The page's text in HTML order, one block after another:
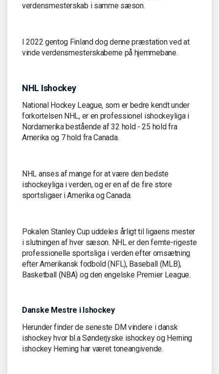
verdensmesterskab i samme sæson.
I 2022 gentog Finland dog denne præstation ved at
vinde verdensmesterskaberne på hjemmebane.
NHL Ishockey
National Hockey League, som er bedre kendt under
forkortelsen NHL, er en professionel ishockeyliga i
Nordamerika bestående af 32 hold - 25 hold fra
Amerika og 7 hold fra Canada.
NHL anses af mange for at være den bedste
ishockeyliga i verden, og er en af de fire store
sportsligaer i Amerika og Canada.
Pokalen Stanley Cup uddeles årligt til ligaens mester
i slutningen af hver sæson. NHL er den femte-rigeste
professionelle sportsliga i verden efter omsætning
efter Amerikansk fodbold (NFL), Baseball (MLB),
Basketball (NBA) og den engelske Premier League.
Danske Mestre i Ishockey
Herunder finder de seneste DM vindere i dansk
ishockey hvor bl.a Sønderjyske ishockey og Herning
ishockey Herning har været toneangivende.